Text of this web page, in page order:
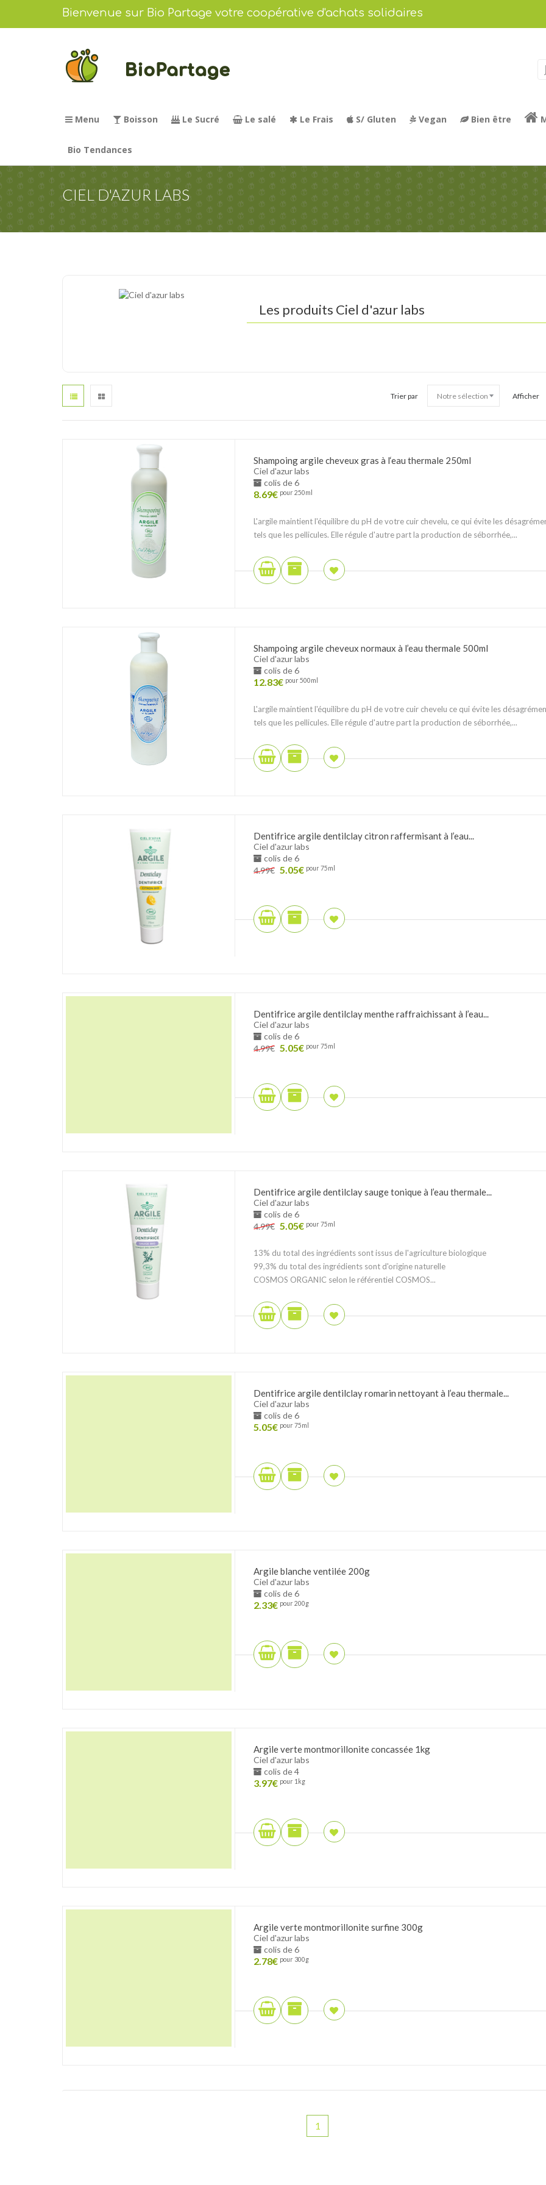
Bienvenue sur Bio Partage votre coopérative d'achats solidaires
Menu Boisson Le Sucré Le salé Le Frais S/ Gluten Vegan Bien être
Bio Tendances
CIEL D'AZUR LABS
Les produits Ciel d'azur labs
Trier par Afficher
Shampoing argile cheveux gras à l‘eau thermale 250ml
Ciel d'azur labs
colis de 6
8.69€ pour 250ml
L'argile maintient l'équilibre du pH de votre cuir chevelu, ce qui évite les
tels que les pellicules. Elle régule d'autre part la production de séborrhée,...
Shampoing argile cheveux normaux à l’eau thermale 500ml
Ciel d'azur labs
colis de 6
12.83€ pour 500ml
L'argile maintient l'équilibre du pH de votre cuir chevelu ce qui évite les
tels que les pellicules. Elle régule d'autre part la production de séborrhée,...
Dentifrice argile dentilclay citron raffermisant à l’eau...
Ciel d'azur labs
colis de 6
4.99€ 5.05€ pour 75ml
Dentifrice argile dentilclay menthe raffraichissant à l’eau...
Ciel d'azur labs
colis de 6
4.99€ 5.05€ pour 75ml
Dentifrice argile dentilclay sauge tonique à l’eau thermale...
Ciel d'azur labs
colis de 6
4.99€ 5.05€ pour 75ml
13% du total des ingrédients sont issus de l'agriculture biologique
99,3% du total des ingrédients sont d'origine naturelle
COSMOS ORGANIC selon le référentiel COSMOS...
Dentifrice argile dentilclay romarin nettoyant à l’eau thermale...
Ciel d'azur labs
colis de 6
5.05€ pour 75ml
Argile blanche ventilée 200g
Ciel d'azur labs
colis de 6
2.33€ pour 200g
Argile verte montmorillonite concassée 1kg
Ciel d'azur labs
colis de 4
3.97€ pour 1kg
Argile verte montmorillonite surfine 300g
Ciel d'azur labs
colis de 6
2.78€ pour 300g
1